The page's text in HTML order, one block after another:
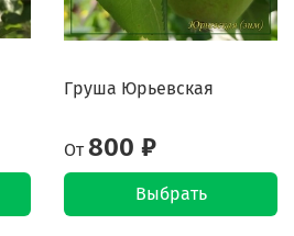
Груша Юрьевская
От 800 ₽
Выбрать